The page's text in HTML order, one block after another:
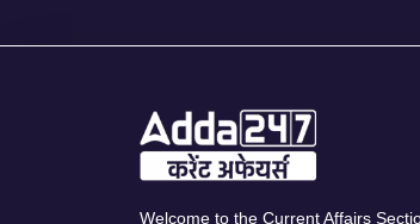
Welcome to the Current Affairs